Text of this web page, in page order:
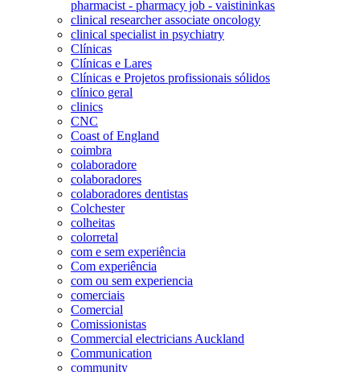
pharmacist - pharmacy job - vaistininkas
clinical researcher associate oncology
clinical specialist in psychiatry
Clínicas
Clínicas e Lares
Clínicas e Projetos profissionais sólidos
clínico geral
clinics
CNC
Coast of England
coimbra
colaboradore
colaboradores
colaboradores dentistas
Colchester
colheitas
colorretal
com e sem experiência
Com experiência
com ou sem experiencia
comerciais
Comercial
Comissionistas
Commercial electricians Auckland
Communication
community